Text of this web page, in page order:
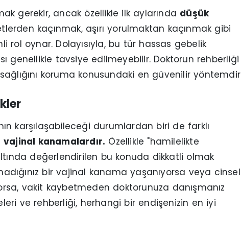
gerekir, ancak özellikle ilk aylarında düşük
kaçınmak, aşırı yorulmaktan kaçınmak gibi
oynar. Dolayısıyla, bu tür hassas gebelik
genellikle tavsiye edilmeyebilir. Doktorun rehberliği
koruma konusundaki en güvenilir yöntemdir
karşılaşabileceği durumlardan biri de farklı
vajinal kanamalardır. Özellikle "hamilelikte
değerlendirilen bu konuda dikkatli olmak
bir vajinal kanama yaşanıyorsa veya cinsel
vakit kaybetmeden doktorunuza danışmanız
ve rehberliği, herhangi bir endişenizin en iyi